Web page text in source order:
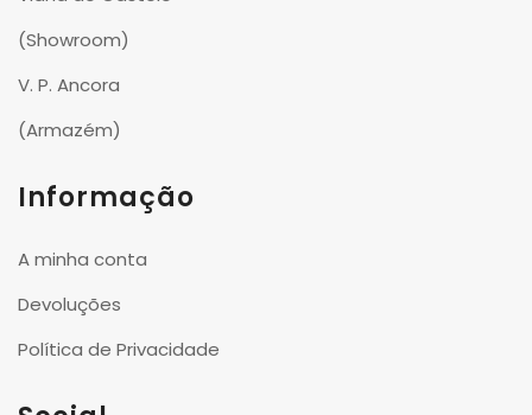
(Showroom)
V. P. Ancora
(Armazém)
Informação
A minha conta
Devoluções
Política de Privacidade